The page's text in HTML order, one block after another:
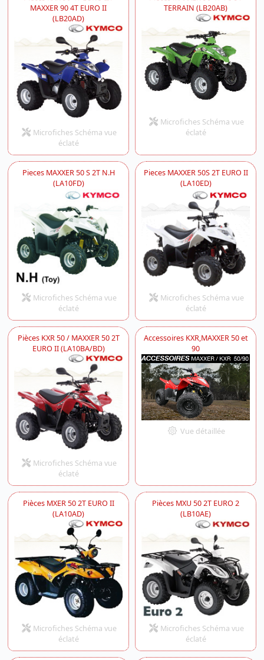
MAXXER 90 4T EURO II
(LB20AD)
Microfiches Schéma vue
éclaté
TERRAIN (LB20AB)
Microfiches Schéma vue
éclaté
Pieces MAXXER 50 S 2T N.H
(LA10FD)
Microfiches Schéma vue
éclaté
Pieces MAXXER 50S 2T EURO II
(LA10ED)
Microfiches Schéma vue
éclaté
Pièces KXR 50 / MAXXER 50 2T
EURO II (LA10BA/BD)
Microfiches Schéma vue
éclaté
Accessoires KXR,MAXXER 50 et
90
Vue détaillée
Pièces MXER 50 2T EURO II
(LA10AD)
Microfiches Schéma vue
éclaté
Pièces MXU 50 2T EURO 2
(LB10AE)
Microfiches Schéma vue
éclaté